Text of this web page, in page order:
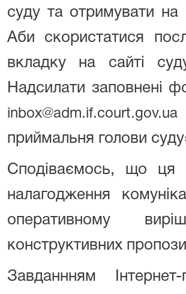
суду та отримувати на
Аби скористатися
вкладку на сайті
Надсилати заповнені
inbox@adm.if.court.gov.ua
приймальня голови
Сподіваємось, що ця
налагодження
оперативному
конструктивних
Завданнням